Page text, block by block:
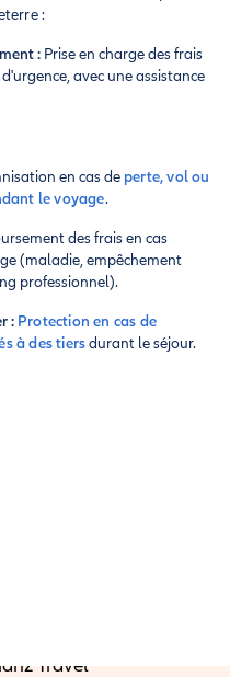
:
: Prise en charge des frais
avec une assistance
en cas de perte, vol ou
le voyage.
des frais en cas
(maladie, empêchement
professionnel).
: Protection en cas de
à des tiersdurant le séjour.